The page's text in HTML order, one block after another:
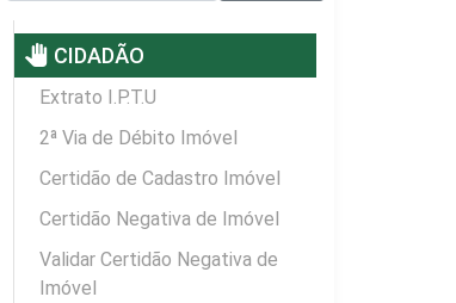
pan_tool CIDADÃO
Extrato I.P.T.U
2ª Via de Débito Imóvel
Certidão de Cadastro Imóvel
Certidão Negativa de Imóvel
Validar Certidão Negativa de
Imóvel